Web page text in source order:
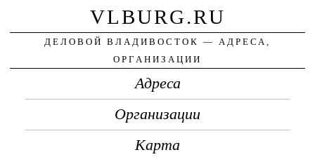
VLBURG.RU
ДЕЛОВОЙ ВЛАДИВОСТОК — АДРЕСА,
ОРГАНИЗАЦИИ
Адреса
Организации
Карта